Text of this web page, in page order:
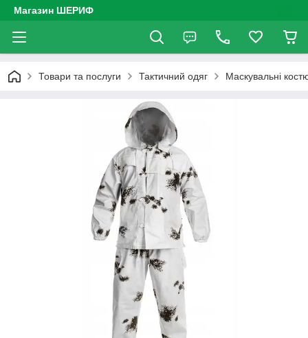
Магазин ШЕРИФ
Товари та послуги Тактичний одяг Маскувальні